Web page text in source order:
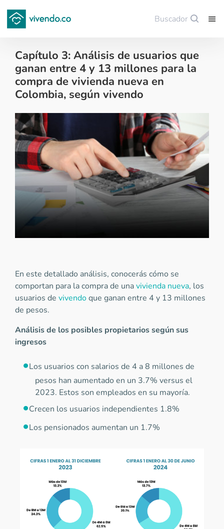
Buscador
Capítulo 3: Análisis de usuarios que
ganan entre 4 y 13 millones para la
compra de vivienda nueva en
Colombia, según vivendo
Data Vivendo - 2024-08-28
En este detallado análisis, conocerás cómo se
comportan para la compra de unavivienda nueva, los
usuarios de vivendoque ganan entre 4 y 13 millones
de pesos.
Análisis de los posibles propietarios según sus
ingresos
Los usuarios con salarios de 4 a 8 millones de
pesos han aumentado en un 3.7% versus el
2023. Estos son empleados en su mayoría.
Crecen los usuarios independientes 1.8%
Los pensionados aumentan un 1.7%
Guardar